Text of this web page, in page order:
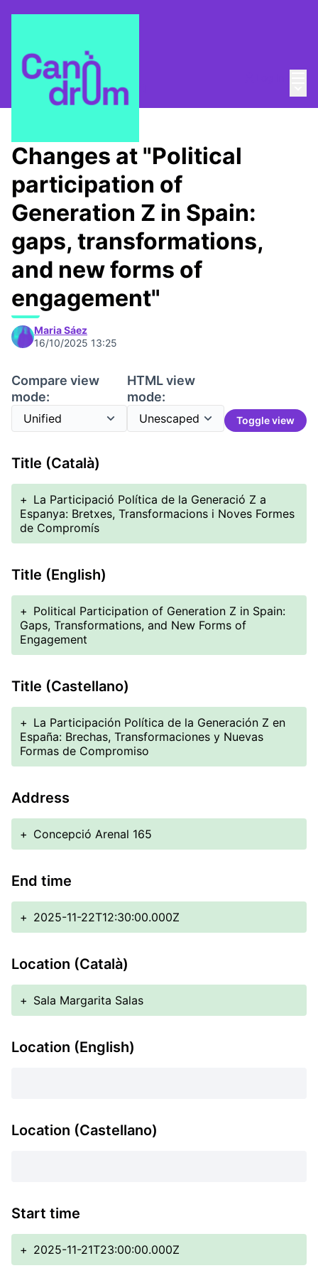
/ Canòdrom Obert
Changes at "Political
participation of
Generation Z in Spain:
gaps, transformations,
and new forms of
engagement"
Maria Sáez
16/10/2025 13:25
Compare view
mode:
HTML view
mode:
Toggle view
Title (Català)
+ La Participació Política de la Generació Z a
Espanya: Bretxes, Transformacions i Noves Formes
de Compromís
Title (English)
+ Political Participation of Generation Z in Spain:
Gaps, Transformations, and New Forms of
Engagement
Title (Castellano)
+ La Participación Política de la Generación Z en
España: Brechas, Transformaciones y Nuevas
Formas de Compromiso
Address
+ Concepció Arenal 165
End time
+ 2025-11-22T12:30:00.000Z
Location (Català)
+ Sala Margarita Salas
Location (English)
Location (Castellano)
Start time
+ 2025-11-21T23:00:00.000Z